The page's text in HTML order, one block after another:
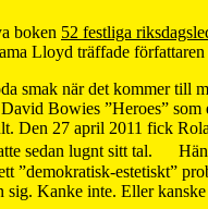
boken 52 festliga
Lloyd träffade
smak när det kommer
Bowies ”Heroes”
27 april 2011 fick
sedan lugnt sitt tal.
”demokratisk-estetiskt”
Kanke inte. Eller